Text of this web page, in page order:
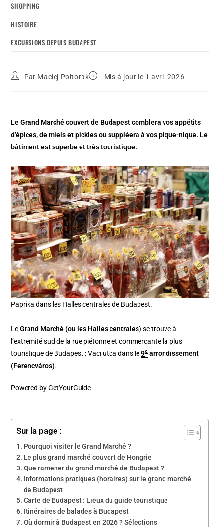
SHOPPING
HISTOIRE
EXCURSIONS DEPUIS BUDAPEST
Par Maciej Poltorak Mis à jour le 1 avril 2026
Le Grand Marché couvert de Budapest comblera vos appétits
d’épices, de miels et pickles ou suppléera à vos pique-nique. Le
bâtiment est superbe et très touristique.
Paprika dans les Halles centrales de Budapest.
LeGrand Marché (ou les Halles centrales) se trouve à
l’extrémité sud de la rue piétonne et commerçante la plus
touristique de Budapest : Váci utca dans le9e arrondissement
(Ferencváros).
Powered byGetYourGuide
Sur la page :
Pourquoi visiter le Grand Marché ?
Le plus grand marché couvert de Hongrie
Que ramener du grand marché de Budapest ?
Informations pratiques (horaires) sur le grand marché
de Budapest
Carte de Budapest : Lieux du guide touristique
Itinéraires de balades à Budapest
Où dormir à Budapest en 2026 ? Sélections